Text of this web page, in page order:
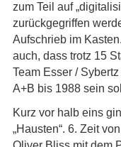
zum Teil auf
zurückgegriffen
Aufschrieb im
auch, dass trotz 15
Team Esser /
A+B bis 1988 sein
Kurz vor halb eins
„Hausten“. 6. Zeit